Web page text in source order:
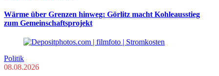
Wärme über Grenzen hinweg: Görlitz macht Kohleausstieg
zum Gemeinschaftsprojekt
Politik
08.08.2026